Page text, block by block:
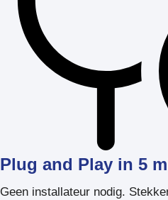
Plug and Play in 5
Geen installateur nodig.